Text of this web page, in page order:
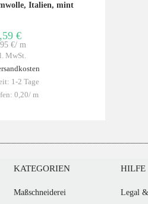
Italien, mint
€
€/ m
MwSt.
1-2 Tage
0,20/ m
KATEGORIEN
Maßschneiderei
HILFE
Legal